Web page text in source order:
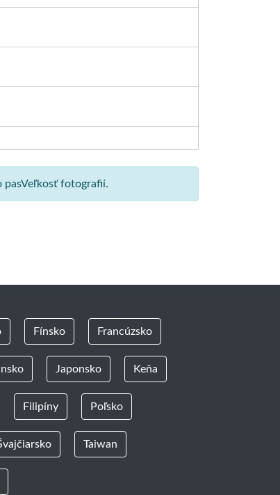
pasVeľkosť fotografií.
Fínsko Francúzsko
Japonsko Keňa
Filipíny Poľsko
Taiwan